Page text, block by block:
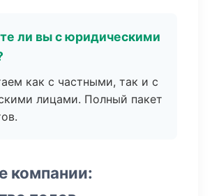
ли вы с юридическими
как с частными, так и с
лицами. Полный пакет
компании: